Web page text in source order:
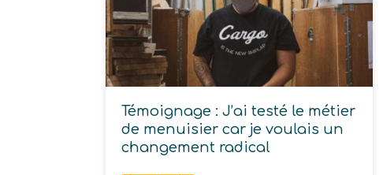
Témoignage : J’ai testé le métier
de menuisier car je voulais un
changement radical